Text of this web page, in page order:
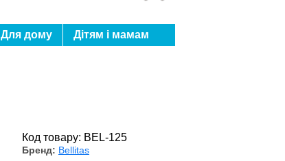
Для дому Дітям і мамам
Код товару: BEL-125
Бренд: Bellitas